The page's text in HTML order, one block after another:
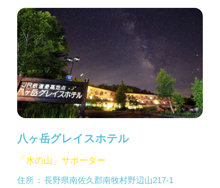
八ヶ岳グレイスホテル
「水の山」サポーター
住所
長野県南佐久郡南牧村野辺山217-1